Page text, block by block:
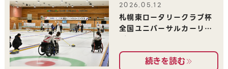
2026.05.12
札幌東ロータリークラブ杯
全国ユニバーサルカーリン
グ大会
続きを読む